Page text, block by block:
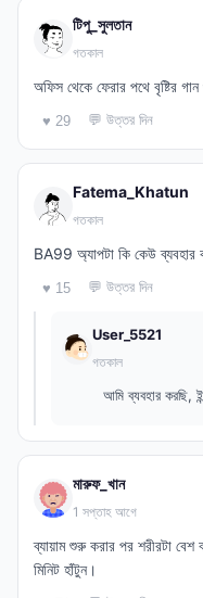
টিপু_সুলতান
গতকাল
অফিস থেকে ফেরার পথে বৃষ্টির
♥ 29 💬 উত্তর দিন
Fatema_Khatun
গতকাল
BA99 অ্যাপটা কি কেউ ব্যবহার
♥ 15 💬 উত্তর দিন
User_5521
গতকাল
আমি ব্যবহার করছি,
মারুফ_খান
1 সপ্তাহ আগে
ব্যায়াম শুরু করার পর শরীরটা
মিনিট হাঁটুন।